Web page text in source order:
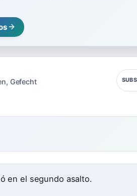
, Gefecht
en el segundo asalto.